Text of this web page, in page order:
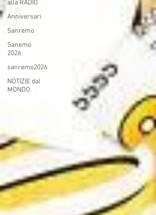
alla RADIO
Anniversari
Sanremo
Sanemo
2026
sanremo2026
NOTIZIE dal
MONDO